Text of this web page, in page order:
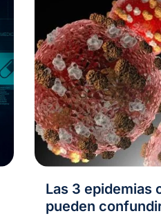
Las 3 epidemias
pueden